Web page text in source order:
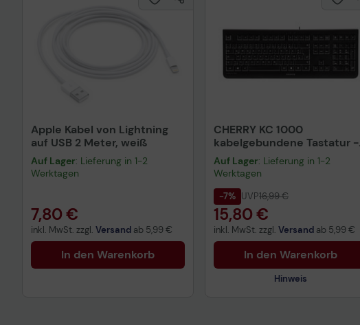
Apple Kabel von Lightning
auf USB 2 Meter, weiß
Auf Lager: Lieferung in 1-2
Werktagen
7,80 €
inkl. MwSt. zzgl. Versand ab 5,99 €
In den Warenkorb
CHERRY KC 1000
kabelgebundene Tastatur -
QWERTZ DE - schwarz
Auf Lager: Lieferung in 1-2
Werktagen
-7% UVP16,99 €
15,80 €
inkl. MwSt. zzgl. Versand ab 5,99 €
In den Warenkorb
Hinweis